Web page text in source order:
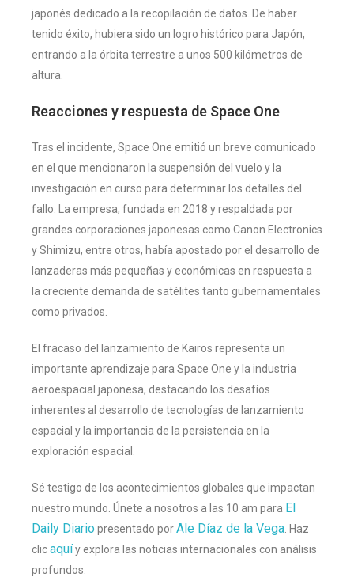
japonés dedicado a la recopilación de datos. De haber
tenido éxito, hubiera sido un logro histórico para Japón,
entrando a la órbita terrestre a unos 500 kilómetros de
altura​
Reacciones y respuesta de Space One
Tras el incidente, Space One emitió un breve comunicado
en el que mencionaron la suspensión del vuelo y la
investigación en curso para determinar los detalles del
fallo. La empresa, fundada en 2018 y respaldada por
grandes corporaciones japonesas como Canon Electronics
y Shimizu, entre otros, había apostado por el desarrollo de
lanzaderas más pequeñas y económicas en respuesta a
la creciente demanda de satélites tanto gubernamentales
como privados​
El fracaso del lanzamiento de Kairos representa un
importante aprendizaje para Space One y la industria
aeroespacial japonesa, destacando los desafíos
inherentes al desarrollo de tecnologías de lanzamiento
espacial y la importancia de la persistencia en la
exploración espacial.
Sé testigo de los acontecimientos globales que impactan
nuestro mundo. Únete a nosotros a las 10 am para El
Daily Diariopresentado porAle Díaz de la Vega . Haz
clicaquíy explora las noticias internacionales con análisis
profundos.